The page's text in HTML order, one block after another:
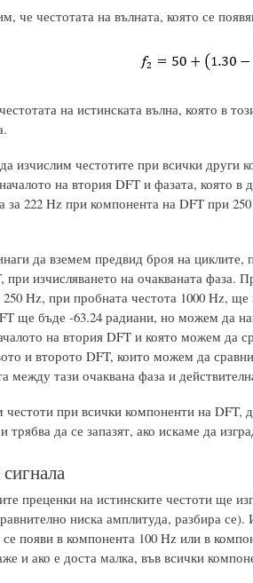
че честотата на вълната, която се
на истинската вълна, която в
изчислим честотите при всички други
на втория DFT и фазата, която
за 222 Hz при компонента на DFT при
да вземем предвид броя на
при изчисляването на очакваната
Hz, при пробната честота 1000 Hz,
ще бъде -63.24 радиани, но можем да
на втория DFT и която можем да
и второто DFT, които можем да
между тази очаквана фаза и
при всички компоненти на DFT,
трябва да се запазят, ако искаме да
преценки на истинските честоти ще
ниска амплитуда, разбира
появи в компонента 100 Hz или в
и ако е доста малка, във всички